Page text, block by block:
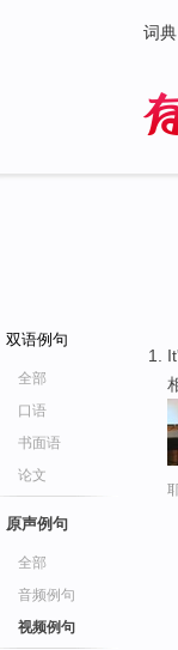
词典
双语例句
全部
口语
书面语
论文
原声例句
全部
音频例句
视频例句